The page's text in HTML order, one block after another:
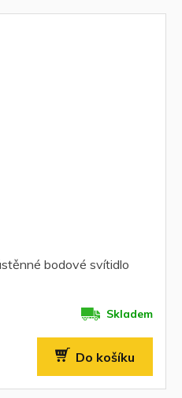
bodové svítidlo
Skladem
Do košíku